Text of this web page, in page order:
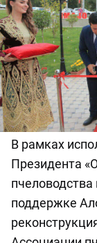
В рамках
Президента
поддержке